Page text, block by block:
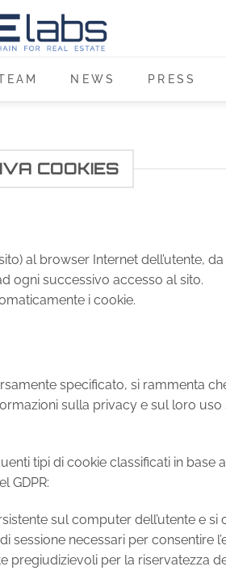
NEWS PRESS
COOKIES
al browser Internet dell’utente,
ogni successivo accesso al sito.
i cookie.
specificato, si rammenta
sulla privacy e sul loro
tipi di cookie classificati in base
GDPR:
sul computer dell’utente e
necessari per consentire
per la riservatezza